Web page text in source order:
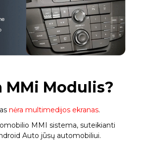
MMi Modulis?
nėra multimedijos ekranas.
MMI sistema, suteikianti
Auto jūsų automobiliui.